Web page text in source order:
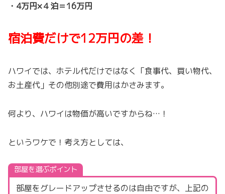
・4万円×４泊＝16万円
宿泊費だけで12万円の差！
ハワイでは、ホテル代だけではなく「食事代、買い物代、
お土産代」その他別途で費用はかさみます。
何より、ハワイは物価が高いですからね…！
というワケで！考え方としては、
部屋を選ぶポイント
部屋をグレードアップさせるのは自由ですが、上記の